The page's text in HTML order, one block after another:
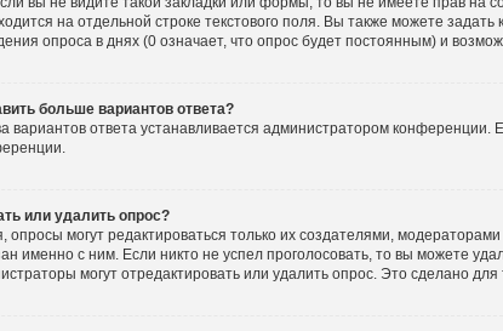
на отдельной строке текстового поля. Вы также можете
опроса в днях (0 означает, что опрос будет постоянным) и
больше вариантов ответа?
вариантов ответа устанавливается администратором
или удалить опрос?
опросы могут редактироваться только их создателями,
именно с ним. Если никто не успел проголосовать, то вы можете
могут отредактировать или удалить опрос. Это сделано